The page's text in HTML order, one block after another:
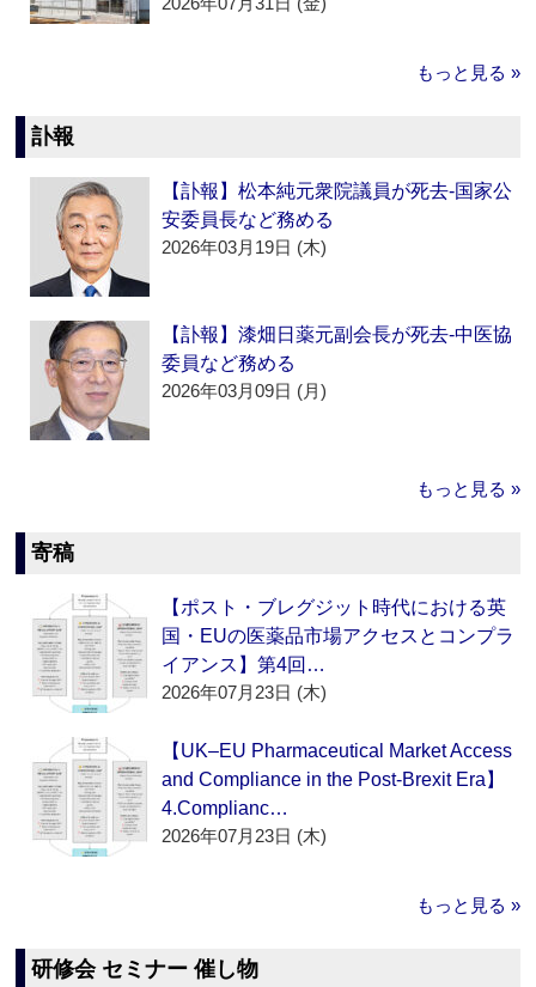
もっと見る »
訃報
【訃報】松本純元衆院議員が死去‐国家公
安委員長など務める
2026年03月19日 (木)
【訃報】漆畑日薬元副会長が死去‐中医協
委員など務める
2026年03月09日 (月)
もっと見る »
寄稿
【ポスト・ブレグジット時代における英
国・EUの医薬品市場アクセスとコンプラ
イアンス】第4回…
2026年07月23日 (木)
【UK–EU Pharmaceutical Market Access
and Compliance in the Post-Brexit Era】
4.Complianc…
2026年07月23日 (木)
もっと見る »
研修会 セミナー 催し物